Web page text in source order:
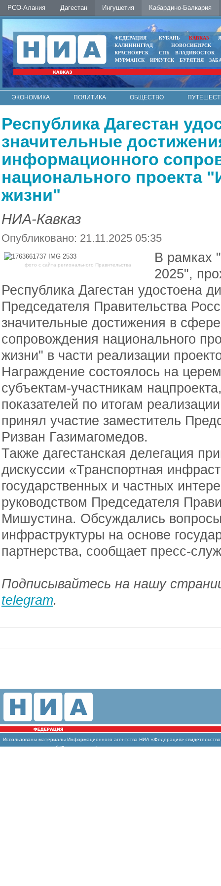
РСО-Алания Дагестан Ингушетия Кабардино-Балкария
ФЕДЕРАЦИЯ КУБАНЬ КАВКАЗ
КАЛИНИНГРАД
НОВОСИБИРСК
КРАСНОЯРСК
СПБ
ВЛАДИВОСТОК
МУРМАНСК
ИРКУТСК БУРЯТИЯ
ЭКОНОМИКА ПОЛИТИКА ОБЩЕСТВО
Республика Дагестан
значительные
информационного
национального проекта
жизни"
НИА-Кавказ
Опубликовано: 21.11.2025 05:35
фото с сайта регионального Правительства
В рамках
2025",
Республика Дагестан удостоена
Председателя Правительства
значительные достижения в
сопровождения национального
жизни" в части реализации
Награждение состоялось на
субъектам-участникам
показателей по итогам
принял участие заместитель
Ризван Газимагомедов.
Также дагестанская делегация
дискуссии «Транспортная
государственных и частных
руководством Председателя
Мишустина. Обсуждались вопросы
инфраструктуры на основе
партнерства, сообщает пресс-
Подписывайтесь на нашу
telegram.
Использованы материалы Информационного агентства НИА «Федерация»
массовых коммуникаций (Роскомнадзор)